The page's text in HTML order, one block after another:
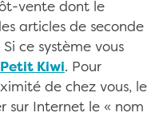
vente dont le
articles de seconde
ce système vous
Petit Kiwi. Pour
de chez vous, le
sur Internet le « nom